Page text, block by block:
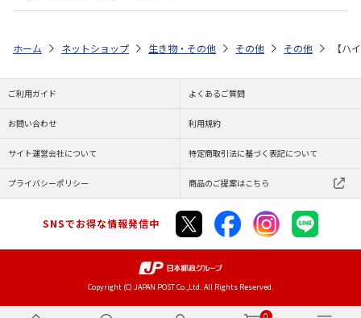
ホーム ネットショップ 生き物・その他 その他 その他 【ハ
ご利用ガイド よくあるご質問
お問い合わせ 利用規約
サイト運営会社について 特定商取引法に基づく表記について
プライバシーポリシー 商品のご提案はこちら
SNSでお得な情報発信中
Copyright (C) JAPAN POST Co.,Ltd. All Rights Reserved.